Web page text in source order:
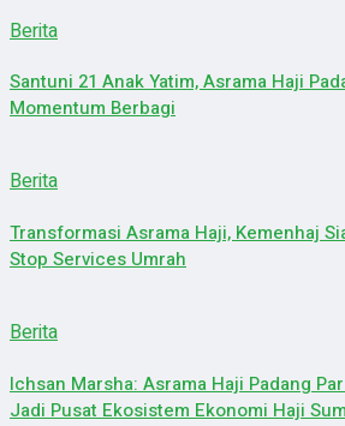
Berita
Santuni 21 Anak Yatim, Asrama Haji
Momentum Berbagi
Berita
Transformasi Asrama Haji, Kemenhaj
Stop Services Umrah
Berita
Ichsan Marsha: Asrama Haji Padang
Jadi Pusat Ekosistem Ekonomi Haji